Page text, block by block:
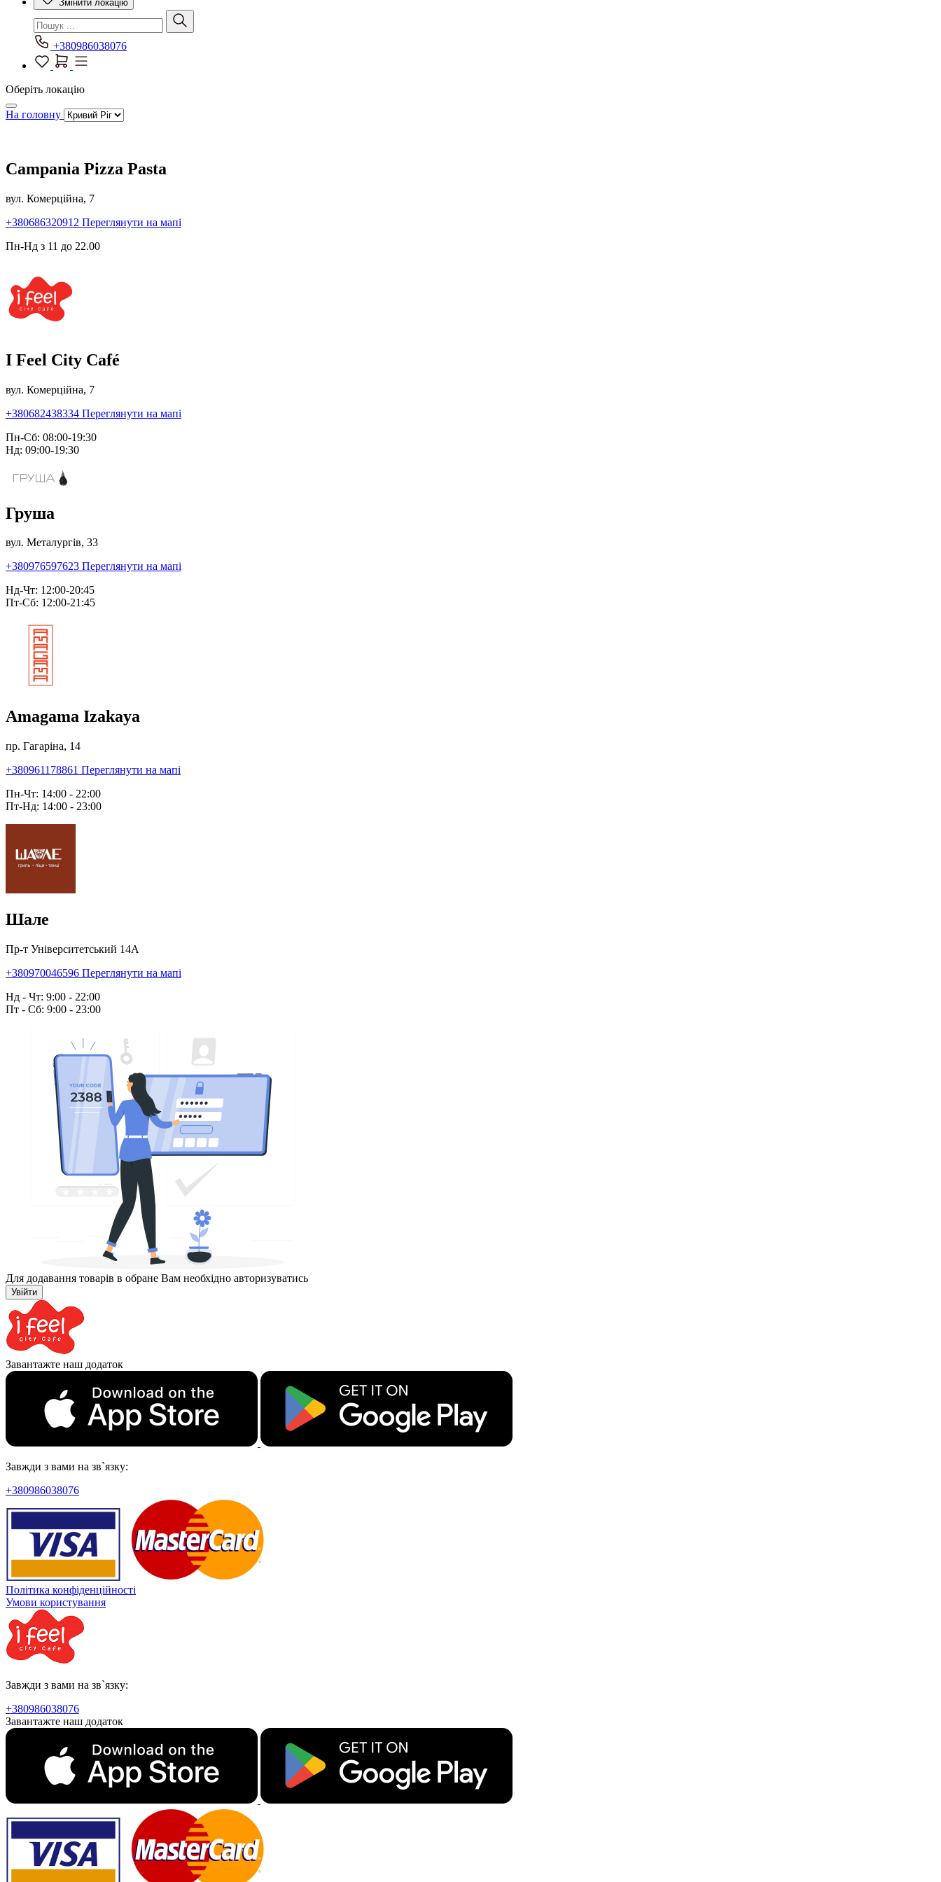
Змінити локацію
+380986038076
Оберіть локацію
На головну
Campania Pizza Pasta
вул. Комерційна, 7
+380686320912 Переглянути на мапі
Пн-Нд з 11 до 22.00
I Feel City Café
вул. Комерційна, 7
+380682438334 Переглянути на мапі
Пн-Сб: 08:00-19:30
Нд: 09:00-19:30
Груша
вул. Металургів, 33
+380976597623 Переглянути на мапі
Нд-Чт: 12:00-20:45
Пт-Сб: 12:00-21:45
Amagama Izakaya
пр. Гагаріна, 14
+380961178861 Переглянути на мапі
Пн-Чт: 14:00 - 22:00
Пт-Нд: 14:00 - 23:00
Шале
Пр-т Університетський 14А
+380970046596 Переглянути на мапі
Нд - Чт: 9:00 - 22:00
Пт - Сб: 9:00 - 23:00
Для додавання товарів в обране Вам необхідно авторизуватись
Увійти
Завантажте наш додаток
Завжди з вами на зв`язку:
+380986038076
Політика конфіденційності
Умови користування
Завжди з вами на зв`язку:
+380986038076
Завантажте наш додаток